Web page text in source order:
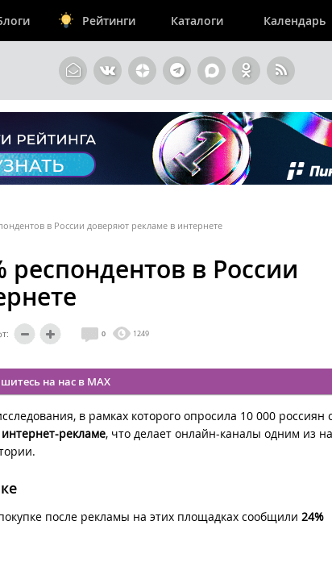
Рейтинги Каталоги Календарь
в России доверяют рекламе в интернете
респондентов в России
0 1249
на нас в MAX
в рамках которого опросила 10 000 россиян
рекламе, что делает онлайн-каналы одним из
после рекламы на этих площадках сообщили 24%